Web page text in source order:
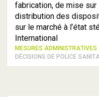
fabrication, de mise sur
distribution des
sur le marché à l’état
International
MESURES ADMINISTRATIVES
DÉCISIONS DE POLICE